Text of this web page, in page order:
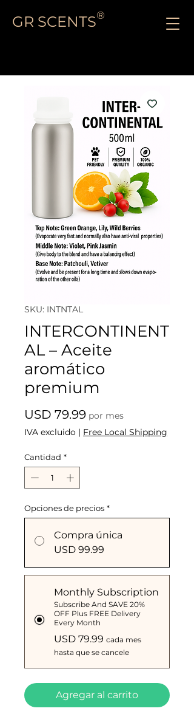
GR SCENTS®
SKU: INTNTAL
INTERCONTINENT
AL – Aceite
aromático
premium
USD 79.99Precio
por mes
IVA excluido | Free Local Shipping
Cantidad *
Opciones de precios *
Compra única
USD 99.99
Monthly Subscription
Subscribe And SAVE 20%
OFF Plus FREE Delivery
Every Month
USD 79.99 cada mes
hasta que se cancele
Agregar al carrito